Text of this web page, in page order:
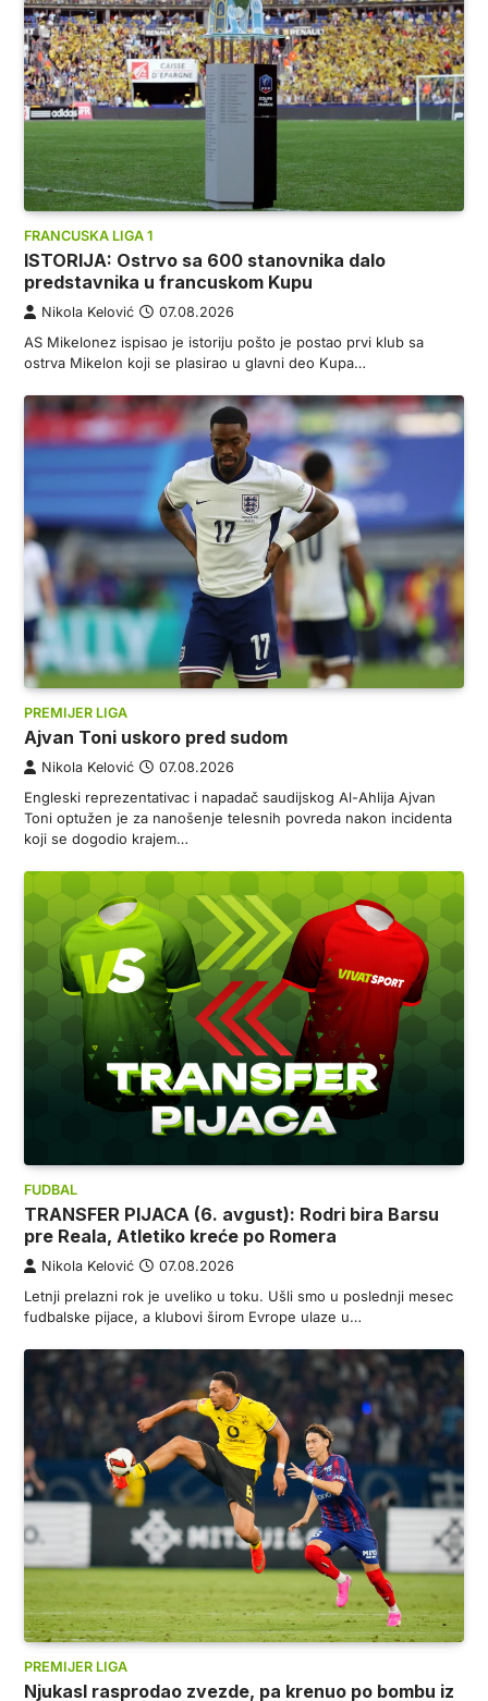
FRANCUSKA LIGA 1
ISTORIJA: Ostrvo sa 600 stanovnika dalo
predstavnika u francuskom Kupu
Nikola Kelović 07.08.2026
AS Mikelonez ispisao je istoriju pošto je postao prvi klub sa
ostrva Mikelon koji se plasirao u glavni deo Kupa…
PREMIJER LIGA
Ajvan Toni uskoro pred sudom
Nikola Kelović 07.08.2026
Engleski reprezentativac i napadač saudijskog Al-Ahlija Ajvan
Toni optužen je za nanošenje telesnih povreda nakon incidenta
koji se dogodio krajem…
FUDBAL
TRANSFER PIJACA (6. avgust): Rodri bira Barsu
pre Reala, Atletiko kreće po Romera
Nikola Kelović 07.08.2026
Letnji prelazni rok je uveliko u toku. Ušli smo u poslednji mesec
fudbalske pijace, a klubovi širom Evrope ulaze u…
PREMIJER LIGA
Njukasl rasprodao zvezde, pa krenuo po bombu iz